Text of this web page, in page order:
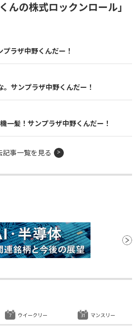
んの株式ロックンロール」
ラザ中野くんだー！
サンプラザ中野くんだー！
一髪！サンプラザ中野くんだー！
記事一覧を見る
ウイークリー マンスリー